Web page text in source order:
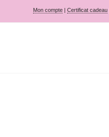
Mon compte |Certificat cadeau